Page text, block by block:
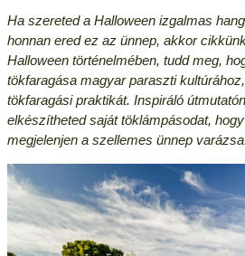
Ha szereted a Halloween izgalmas
honnan ered ez az ünnep, akkor
Halloween történelmében, tudd meg,
tökfaragása magyar paraszti
tökfaragási praktikát. Inspiráló
elkészítheted saját töklámpásodat,
megjelenjen a szellemes ünnep